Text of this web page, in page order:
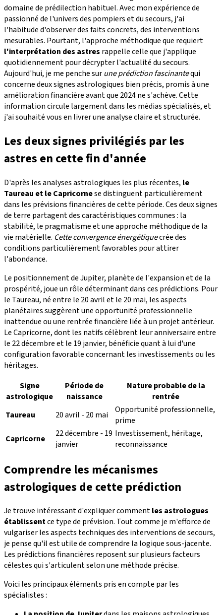
domaine de prédilection habituel. Avec mon expérience de
passionné de l'univers des pompiers et du secours, j'ai
l'habitude d'observer des faits concrets, des interventions
mesurables. Pourtant, l'approche méthodique que requiert
l'interprétation des astres rappelle celle que j'applique
quotidiennement pour décrypter l'actualité du secours.
Aujourd'hui, je me penche surune prédiction fascinantequi
concerne deux signes astrologiques bien précis, promis à une
amélioration financière avant que 2024 ne s'achève. Cette
information circule largement dans les médias spécialisés, et
j'ai souhaité vous en livrer une analyse claire et structurée.
Les deux signes privilégiés par les
astres en cette fin d'année
D'après les analyses astrologiques les plus récentes, le
Taureau et le Capricornese distinguent particulièrement
dans les prévisions financières de cette période. Ces deux signes
de terre partagent des caractéristiques communes : la
stabilité, le pragmatisme et une approche méthodique de la
vie matérielle. Cette convergence énergétiquecrée des
conditions particulièrement favorables pour attirer
l'abondance.
Le positionnement de Jupiter, planète de l'expansion et de la
prospérité, joue un rôle déterminant dans ces prédictions. Pour
le Taureau, né entre le 20 avril et le 20 mai, les aspects
planétaires suggèrent une opportunité professionnelle
inattendue ou une rentrée financière liée à un projet antérieur.
Le Capricorne, dont les natifs célèbrent leur anniversaire entre
le 22 décembre et le 19 janvier, bénéficie quant à lui d'une
configuration favorable concernant les investissements ou les
héritages.
Signe
astrologique
Période de
naissance
Nature probable de la
rentrée
Taureau
20 avril - 20 mai
Opportunité professionnelle,
prime
Capricorne
22 décembre - 19
janvier
Investissement, héritage,
reconnaissance
Comprendre les mécanismes
astrologiques de cette prédiction
Je trouve intéressant d'expliquer commentles astrologues
établissentce type de prévision. Tout comme je m'efforce de
vulgariser les aspects techniques des interventions de secours,
je pense qu'il est utile de comprendre la logique sous-jacente.
Les prédictions financières reposent sur plusieurs facteurs
célestes qui s'articulent selon une méthode précise.
Voici les principaux éléments pris en compte par les
spécialistes :